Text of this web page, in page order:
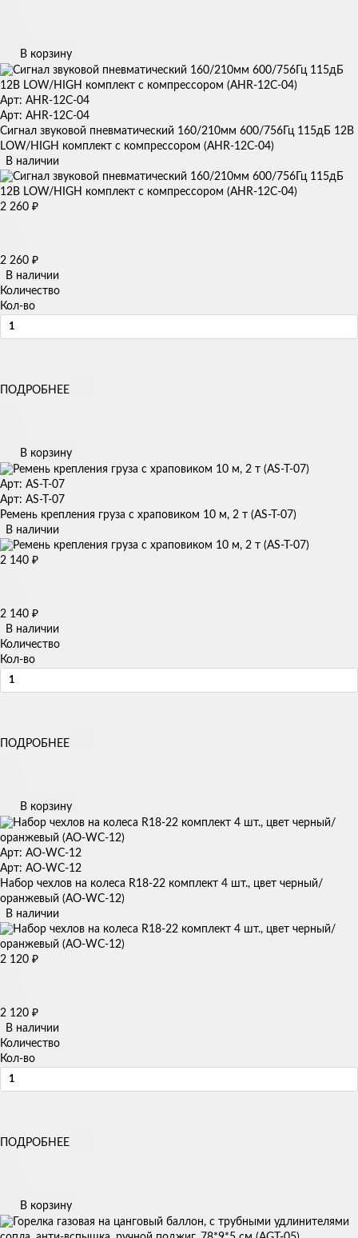
В корзину
Арт: AHR-12C-04
Арт: AHR-12C-04
Сигнал звуковой пневматический 160/210мм 600/756Гц 115дБ 12В
LOW/HIGH комплект с компрессором (AHR-12C-04)
В наличии
2 260 ₽
2 260 ₽
В наличии
Количество
Кол-во
ПОДРОБНЕЕ
В корзину
Арт: AS-T-07
Арт: AS-T-07
Ремень крепления груза с храповиком 10 м, 2 т (AS-T-07)
В наличии
2 140 ₽
2 140 ₽
В наличии
Количество
Кол-во
ПОДРОБНЕЕ
В корзину
Арт: AO-WC-12
Арт: AO-WC-12
Набор чехлов на колеса R18-22 комплект 4 шт., цвет черный/
оранжевый (AO-WC-12)
В наличии
2 120 ₽
2 120 ₽
В наличии
Количество
Кол-во
ПОДРОБНЕЕ
В корзину